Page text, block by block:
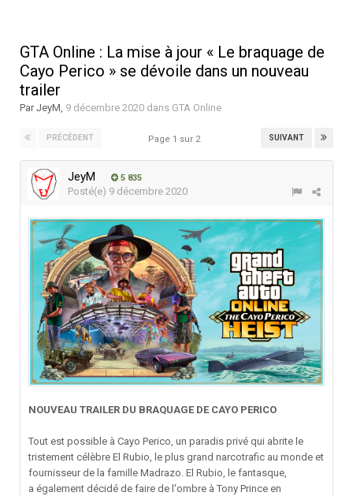
GTA Online : La mise à jour « Le braquage de
Cayo Perico » se dévoile dans un nouveau
trailer
ParJeyM, 9 décembre 2020 dans GTA Online
PRÉCÉDENT SUIVANT
Page 1 sur 2
JeyM 5 835
Posté(e) 9 décembre 2020
NOUVEAU TRAILER DU BRAQUAGE DE CAYO PERICO
Tout est possible à Cayo Perico, un paradis privé qui abrite le
tristement célèbre El Rubio, le plus grand narcotrafic au monde et
fournisseur de la famille Madrazo. El Rubio, le fantasque,
a également décidé de faire de l'ombre à Tony Prince en